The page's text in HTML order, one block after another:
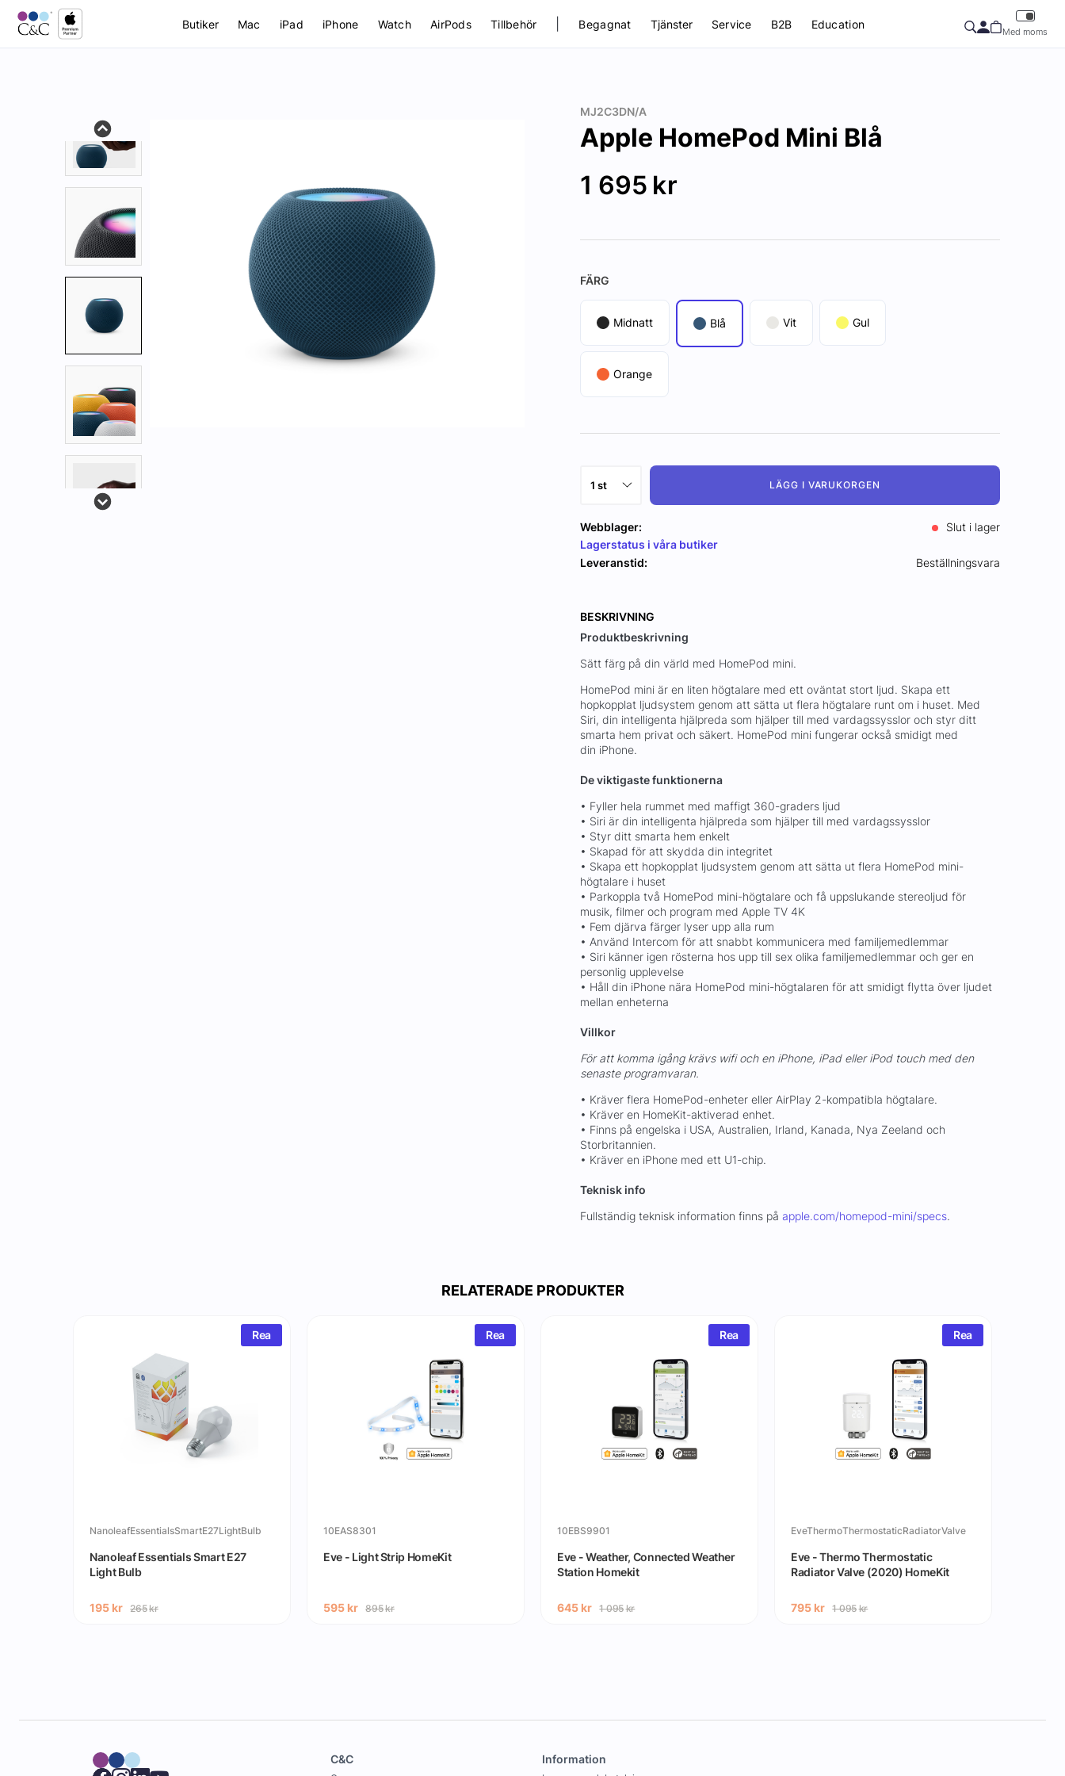
Butiker Mac iPad iPhone Watch AirPods Tillbehör Begagnat Tjänster Service B2B Education
Med moms
MJ2C3DN/A
Apple HomePod Mini Blå
1 695 kr
FÄRG
Midnatt Blå Vit Gul
Orange
LÄGG I VARUKORGEN
Webblager:
Slut i lager
Lagerstatus i våra butiker
Leveranstid:
Beställningsvara
BESKRIVNING
Produktbeskrivning
Sätt färg på din värld med HomePod mini.
HomePod mini är en liten högtalare med ett oväntat stort ljud. Skapa ett
hopkopplat ljudsystem genom att sätta ut flera högtalare runt om i huset. Med
Siri, din intelligenta hjälpreda som hjälper till med vardagssysslor och styr ditt
smarta hem privat och säkert. HomePod mini fungerar också smidigt med
din iPhone.
De viktigaste funktionerna
• Fyller hela rummet med maffigt 360-graders ljud
• Siri är din intelligenta hjälpreda som hjälper till med vardagssysslor
• Styr ditt smarta hem enkelt
• Skapad för att skydda din integritet
• Skapa ett hopkopplat ljudsystem genom att sätta ut flera HomePod mini-
högtalare i huset
• Parkoppla två HomePod mini-högtalare och få uppslukande stereoljud för
musik, filmer och program med Apple TV 4K
• Fem djärva färger lyser upp alla rum
• Använd Intercom för att snabbt kommunicera med familjemedlemmar
• Siri känner igen rösterna hos upp till sex olika familjemedlemmar och ger en
personlig upplevelse
• Håll din iPhone nära HomePod mini-högtalaren för att smidigt flytta över ljudet
mellan enheterna
Villkor
För att komma igång krävs wifi och en iPhone, iPad eller iPod touch med den
senaste programvaran.
• Kräver flera HomePod-enheter eller AirPlay 2-kompatibla högtalare.
• Kräver en HomeKit-aktiverad enhet.
• Finns på engelska i USA, Australien, Irland, Kanada, Nya Zeeland och
Storbritannien.
• Kräver en iPhone med ett U1-chip.
Teknisk info
Fullständig teknisk information finns på apple.com/homepod-mini/specs.
RELATERADE PRODUKTER
Rea
NanoleafEssentialsSmartE27LightBulb
Nanoleaf Essentials Smart E27
Light Bulb
195 kr 265kr
Rea
10EAS8301
Eve - Light Strip HomeKit
595 kr 895kr
Rea
10EBS9901
Eve - Weather, Connected Weather
Station Homekit
645 kr 1 095kr
Rea
EveThermoThermostaticRadiatorValve
Eve - Thermo Thermostatic
Radiator Valve (2020) HomeKit
795 kr 1 095kr
C&C Information